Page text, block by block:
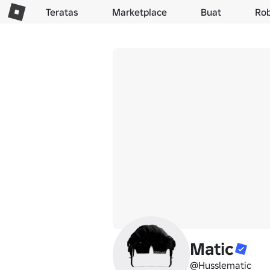
Teratas Marketplace Buat
Matic
@Husslematic